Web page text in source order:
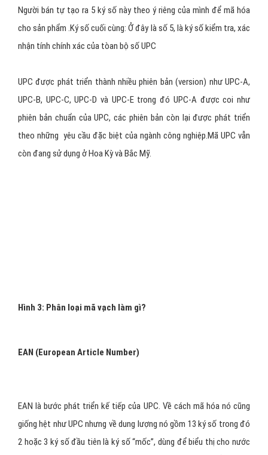
người bán (Vendor Code), mã doanh nghiệp hay mã của nhà sản
xuất (Manufacturer code). Ở Hoa kỳ, mã này được cấp bởi hiệp hội
UCC (The Uniform Code Council) và mã được cấp cho người bán
trên thị trường bằng mã UPC thì chỉ cần biết được 5 ký số này là
có thể biết được xuất xứ của hàng hóa.
Năm ký số kế tiếp: Dành cho người bán gán cho sản phẩm của họ.
Người bán tự tạo ra 5 ký số này theo ý riêng của mình để mã hóa